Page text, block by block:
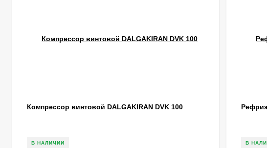
Компрессор винтовой DALGAKIRAN DVK 100
В НАЛИЧИИ В